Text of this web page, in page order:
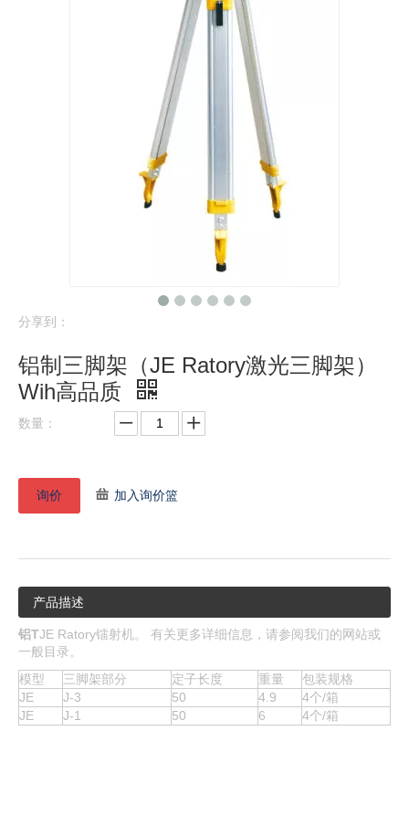
分享到：
铝制三脚架（JE Ratory激光三脚架）
Wih高品质
数量：
询价 加入询价篮
产品描述
铝TJE Ratory镭射机。 有关更多详细信息，请参阅我们的网站或
一般目录。
模型
三脚架部分 定子长度 重量
包装规格
JE
J-3 50 4.9
4个/箱
JE
J-1 50 6 4个/箱